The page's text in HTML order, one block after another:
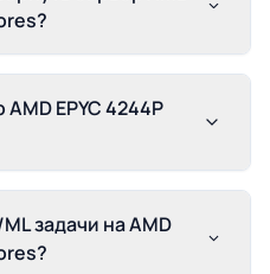
EPYC 4244P
задачи на AMD